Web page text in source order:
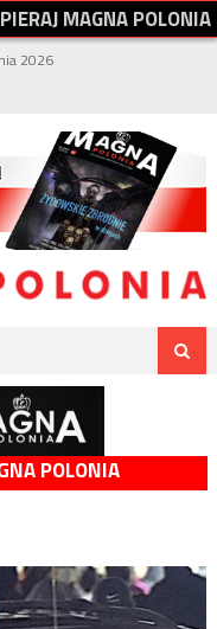
PIERAJMAGNAPOLONIA
2026
POLONIA